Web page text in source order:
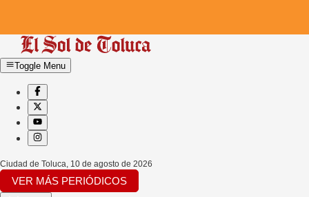
Toggle Menu
Ciudad de Toluca 10 de agosto de 2026
VER MÁS PERIÓDICOS